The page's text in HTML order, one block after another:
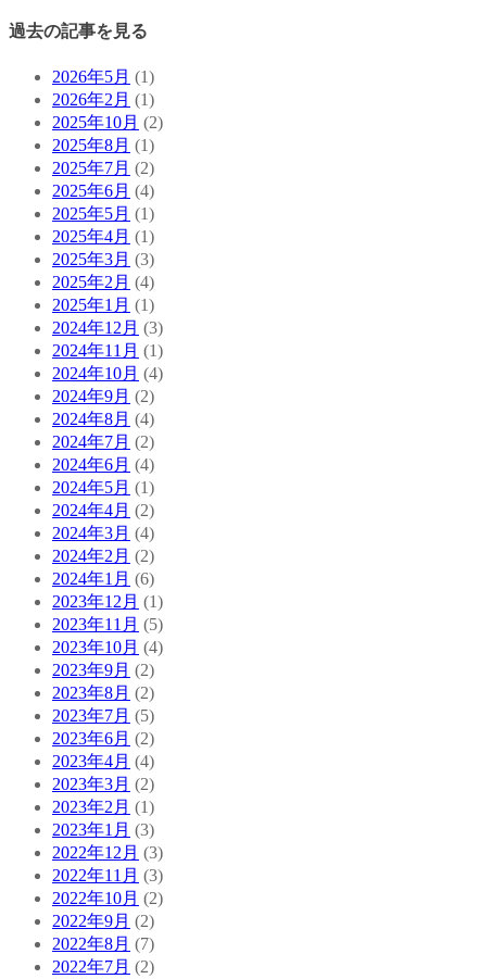
過去の記事を見る
2026年5月 (1)
2026年2月 (1)
2025年10月 (2)
2025年8月 (1)
2025年7月 (2)
2025年6月 (4)
2025年5月 (1)
2025年4月 (1)
2025年3月 (3)
2025年2月 (4)
2025年1月 (1)
2024年12月 (3)
2024年11月 (1)
2024年10月 (4)
2024年9月 (2)
2024年8月 (4)
2024年7月 (2)
2024年6月 (4)
2024年5月 (1)
2024年4月 (2)
2024年3月 (4)
2024年2月 (2)
2024年1月 (6)
2023年12月 (1)
2023年11月 (5)
2023年10月 (4)
2023年9月 (2)
2023年8月 (2)
2023年7月 (5)
2023年6月 (2)
2023年4月 (4)
2023年3月 (2)
2023年2月 (1)
2023年1月 (3)
2022年12月 (3)
2022年11月 (3)
2022年10月 (2)
2022年9月 (2)
2022年8月 (7)
2022年7月 (2)